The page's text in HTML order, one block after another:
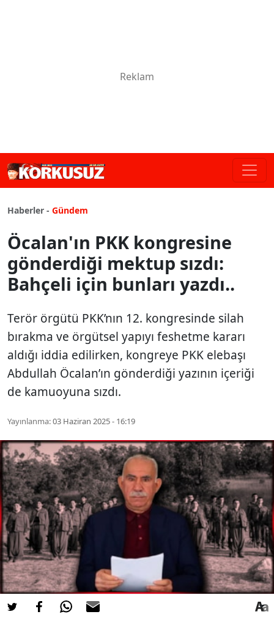
Haberler - Gündem
Öcalan'ın PKK kongresine
gönderdiği mektup sızdı:
Bahçeli için bunları yazdı..
Terör örgütü PKK’nın 12. kongresinde silah
bırakma ve örgütsel yapıyı feshetme kararı
aldığı iddia edilirken, kongreye PKK elebaşı
Abdullah Öcalan’ın gönderdiği yazının içeriği
de kamuoyuna sızdı.
Yayınlanma:03 Haziran 2025 - 16:19